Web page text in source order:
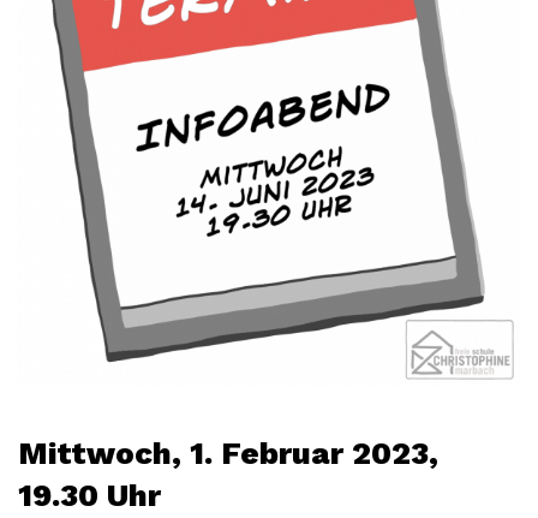
Mittwoch, 1. Februar 2023,
19.30 Uhr